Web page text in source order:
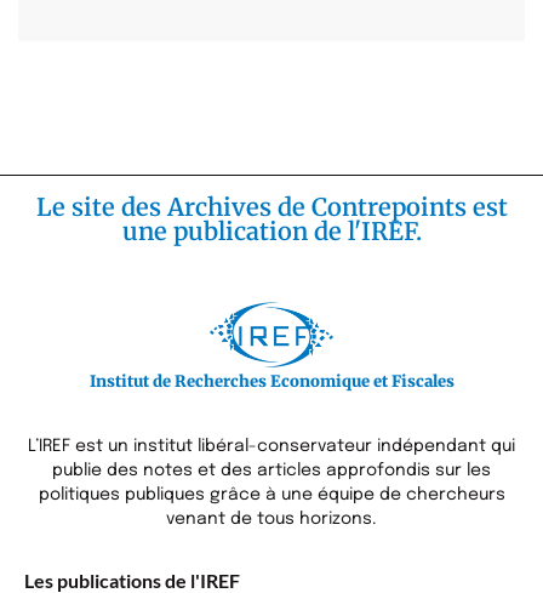
Le site des Archives de Contrepoints est
une publication de l'IREF.
Institut de Recherches Economique et Fiscales
L’IREF est un institut libéral-conservateur indépendant qui
publie des notes et des articles approfondis sur les
politiques publiques grâce à une équipe de chercheurs
venant de tous horizons.
Les publications de l'IREF